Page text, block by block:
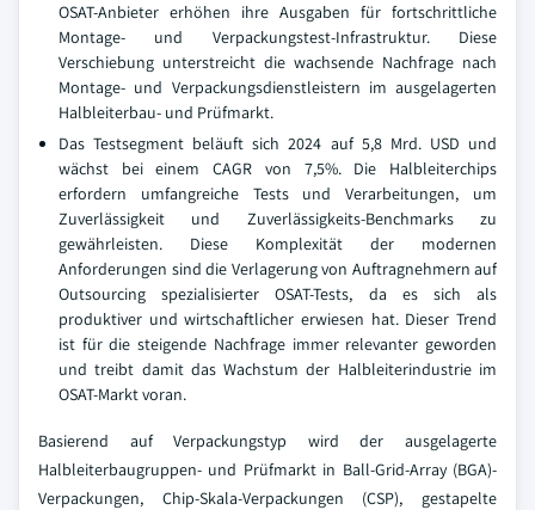
OSAT-Anbieter erhöhen ihre Ausgaben für fortschrittliche
Montage- und Verpackungstest-Infrastruktur. Diese
Verschiebung unterstreicht die wachsende Nachfrage nach
Montage- und Verpackungsdienstleistern im ausgelagerten
Halbleiterbau- und Prüfmarkt.
Das Testsegment beläuft sich 2024 auf 5,8 Mrd. USD und
wächst bei einem CAGR von 7,5%. Die Halbleiterchips
erfordern umfangreiche Tests und Verarbeitungen, um
Zuverlässigkeit und Zuverlässigkeits-Benchmarks zu
gewährleisten. Diese Komplexität der modernen
Anforderungen sind die Verlagerung von Auftragnehmern auf
Outsourcing spezialisierter OSAT-Tests, da es sich als
produktiver und wirtschaftlicher erwiesen hat. Dieser Trend
ist für die steigende Nachfrage immer relevanter geworden
und treibt damit das Wachstum der Halbleiterindustrie im
OSAT-Markt voran.
Basierend auf Verpackungstyp wird der ausgelagerte
Halbleiterbaugruppen- und Prüfmarkt in Ball-Grid-Array (BGA)-
Verpackungen, Chip-Skala-Verpackungen (CSP), gestapelte